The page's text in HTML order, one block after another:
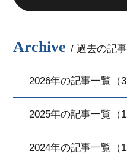
Archive / 過去の記事
2026年の記事一覧（
2025年の記事一覧（
2024年の記事一覧（